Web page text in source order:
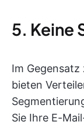
5. Keine
Im Gegensatz
bieten
Sie Ihre E-